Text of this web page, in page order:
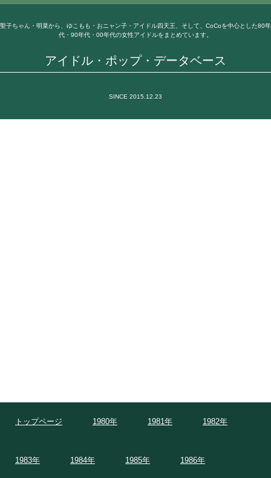
アイドル・ポップ・データベース
聖子ちゃん・明菜から、ゆこもも・おニャン子・アイドル四天王、そして、CoCoを中心とした80年
代・90年代・00年代の女性アイドルをまとめています。
SINCE 2015.12.23
トップページ 1980年 1981年 1982年
1983年 1984年 1985年 1986年